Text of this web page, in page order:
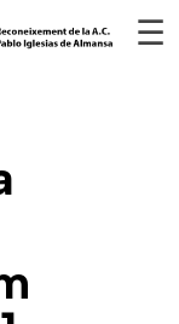
☰